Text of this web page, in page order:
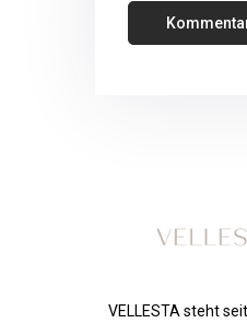
VELLESTA steht